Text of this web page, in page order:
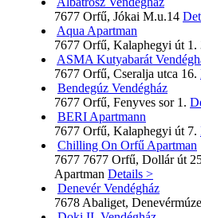
7677 Orfű, Jókai M.u.14
Aqua Apartman
7677 Orfű, Kalaphegyi út 1.
ASMA Kutyabarát
7677 Orfű, Cseralja utca 16.
Bendegúz Vendégház
7677 Orfű, Fenyves sor 1.
BERI Apartmann
7677 Orfű, Kalaphegyi út 7.
Chilling On Orfű Apartman
7677 7677 Orfű, Dollár út
Apartman Details >
Denevér Vendégház
7678 Abaliget,